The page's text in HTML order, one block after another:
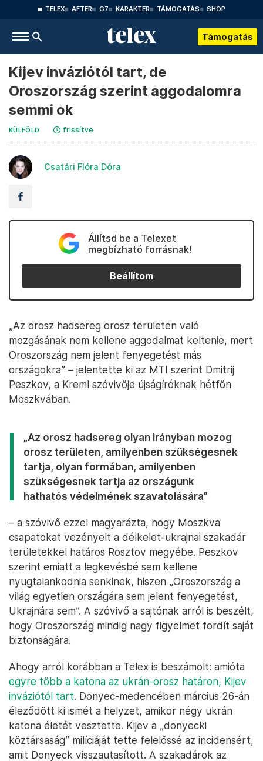
TELEX AFTER G7 KARAKTER TÁMOGATÁS SHOP
Támogatás
Kijev inváziótól tart, de
Oroszország szerint aggodalomra
semmi ok
KÜLFÖLD frissítve
Csatári Flóra Dóra
Állítsd be a Telexet
megbízható forrásnak!
Beállítom
„Az orosz hadsereg orosz területen való
mozgásának nem kellene aggodalmat keltenie, mert
Oroszország nem jelent fenyegetést más
országokra” – jelentette ki az MTI szerint Dmitrij
Peszkov, a Kreml szóvivője újságíróknak hétfőn
Moszkvában.
„Az orosz hadsereg olyan irányban mozog
orosz területen, amilyenben szükségesnek
tartja, olyan formában, amilyenben
szükségesnek tartja az országunk
hathatós védelmének szavatolására”
– a szóvivő ezzel magyarázta, hogy Moszkva
csapatokat vezényelt a délkelet-ukrajnai szakadár
területekkel határos Rosztov megyébe. Peszkov
szerint emiatt a legkevésbé sem kellene
nyugtalankodnia senkinek, hiszen „Oroszország a
világ egyetlen országára sem jelent fenyegetést,
Ukrajnára sem”. A szóvivő a sajtónak arról is beszélt,
hogy Oroszország mindig nagy figyelmet fordít saját
biztonságára.
Ahogy arról korábban a Telex is beszámolt: amióta
egyre több a katona az ukrán-orosz határon, Kijev
inváziótól tart. Donyec-medencében március 26-án
éleződött ki ismét a helyzet, amikor négy ukrán
katona életét vesztette. Kijev a „donyecki
köztársaság” milíciáját tette felelőssé az incidensért,
amit Donyeck visszautasított. A szakadárok az